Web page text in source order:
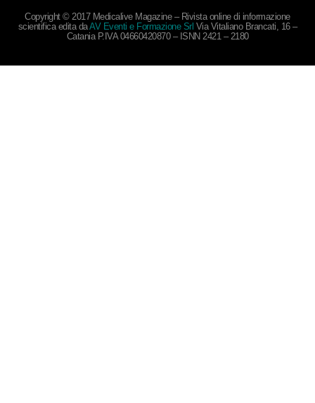
Copyright © 2017 Medicalive Magazine – Rivista online di informazione
scientifica edita daAV Eventi e Formazione Srl Via Vitaliano Brancati, 16 –
Catania P.IVA 04660420870 – ISNN 2421 – 2180